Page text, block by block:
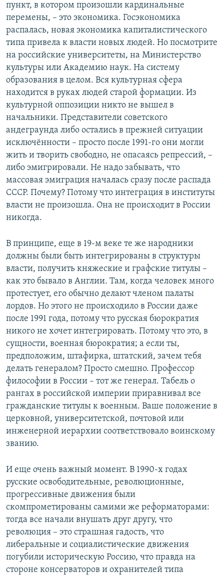
пункт, в котором произошли кардинальные
перемены, – это экономика. Госэкономика
распалась, новая экономика капиталистического
типа привела к власти новых людей. Но посмотрите
на российские университеты, на Министерство
культуры или Академию наук. На систему
образования в целом. Вся культурная сфера
находится в руках людей старой формации. Из
культурной оппозиции никто не вышел в
начальники. Представители советского
андеграунда либо остались в прежней ситуации
исключённости – просто после 1991-го они могли
жить и творить свободно, не опасаясь репрессий, –
либо эмигрировали. Не надо забывать, что
массовая эмиграция началась сразу после распада
СССР. Почему? Потому что интеграция в институты
власти не произошла. Она не происходит в России
никогда.
В принципе, еще в 19-м веке те же народники
должны были быть интегрированы в структуры
власти, получить княжеские и графские титулы –
как это бывало в Англии. Там, когда человек много
протестует, его обычно делают членом палаты
лордов. Но этого не происходило в России даже
после 1991 года, потому что русская бюрократия
никого не хочет интегрировать. Потому что это, в
сущности, военная бюрократия; а если ты,
предположим, штафирка, штатский, зачем тебя
делать генералом? Просто смешно. Профессор
философии в России – тот же генерал. Табель о
рангах в российской империи приравнивал все
гражданские титулы к военным. Ваше положение в
церковной, университетской, почтовой или
инженерной иерархии соответствовало воинскому
званию.
И еще очень важный момент. В 1990-х годах
русские oсвободительные, революционные,
прогрессивные движения были
скомпрометированы самими же реформаторами:
тогда все начали внушать друг другу, что
революция – это страшная гадость, что
либеральные и социалистические движения
погубили историческую Россию, что правда на
стороне консерваторов и охранителей типа